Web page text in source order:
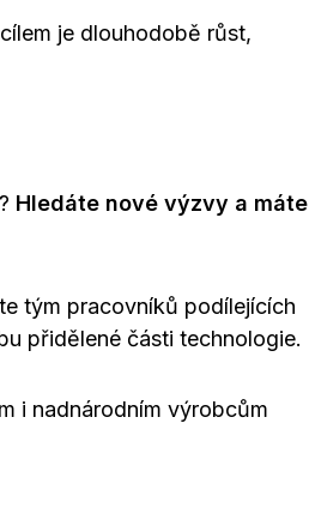
je dlouhodobě růst,
Hledáte nové výzvy a máte
tým pracovníků podílejících
přidělené části technologie.
i nadnárodním výrobcům